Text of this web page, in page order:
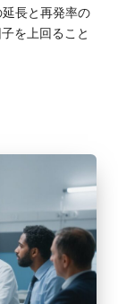
長と再発率の
を上回ること